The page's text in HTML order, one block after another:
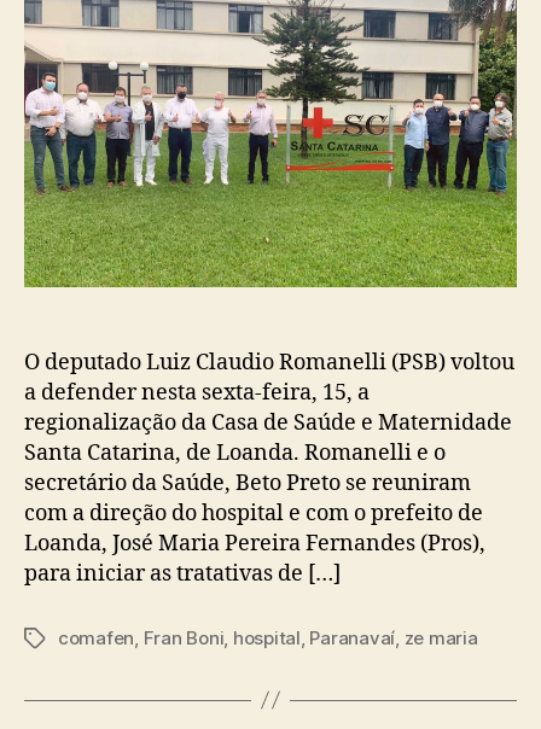
O deputado Luiz Claudio Romanelli (PSB) voltou
a defender nesta sexta-feira, 15, a
regionalização da Casa de Saúde e Maternidade
Santa Catarina, de Loanda. Romanelli e o
secretário da Saúde, Beto Preto se reuniram
com a direção do hospital e com o prefeito de
Loanda, José Maria Pereira Fernandes (Pros),
para iniciar as tratativas de […]
Tagscomafen Fran Boni hospital Paranavaí ze maria